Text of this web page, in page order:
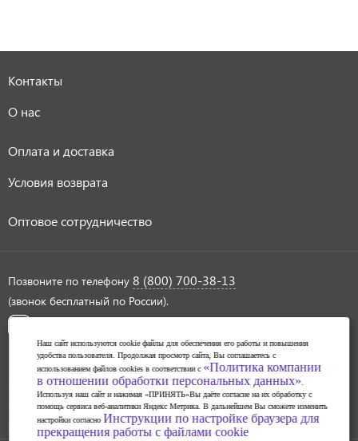
Контакты
О нас
Оплата и доставка
Условия возврата
Оптовое сотрудничество
Позвоните по телефону 8 (800) 700-38-13
(звонок бесплатный по России).
Политика обработки персональных данных
Инструкции по настройке браузера для прекращения
работы с файлами cookie
Наш сайт используются cookie файлы для обеспечения его работы и повышения
удобства пользователя. Продолжая просмотр сайта, Вы соглашаетесь с
использованием файлов cookies в соответствии с «Политика компании
в отношении обработки персональных данных»
Используя наш сайт и нажимая «ПРИНЯТЬ»Вы даёте согласие на их обработку с
помощь сервиса веб-аналитики Яндекс Метрика. В дальнейшем Вы сможете изменить
настройки согласно Инструкции по настройке браузера для
прекращения работы с файлами cookie